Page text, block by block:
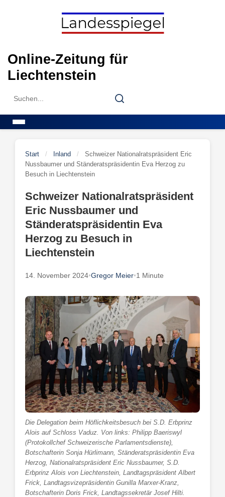
Online-Zeitung für
Liechtenstein
Search
Search
Start / Inland /
Schweizer Nationalratspräsident Eric
Nussbaumer und Ständeratspräsidentin Eva Herzog zu
Besuch in Liechtenstein
Schweizer Nationalratspräsident
Eric Nussbaumer und
Ständeratspräsidentin Eva
Herzog zu Besuch in
Liechtenstein
14. November 2024•Gregor Meier•1 Minute
Die Delegation beim Höflichkeitsbesuch bei S.D. Erbprinz
Alois auf Schloss Vaduz. Von links: Philipp Baeriswyl
(Protokollchef Schweizerische Parlamentsdienste),
Botschafterin Sonja Hürlimann, Ständeratspräsidentin Eva
Herzog, Nationalratspräsident Eric Nussbaumer, S.D.
Erbprinz Alois von Liechtenstein, Landtagspräsident Albert
Frick, Landtagsvizepräsidentin Gunilla Marxer-Kranz,
Botschafterin Doris Frick, Landtagssekretär Josef Hilti.